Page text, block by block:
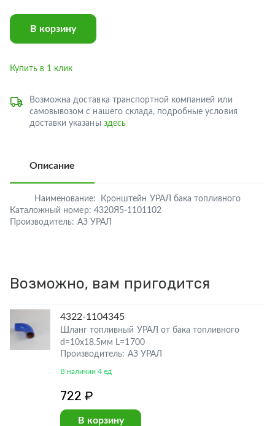
В корзину
Купить в 1 клик
Возможна доставка транспортной компанией или
самовывозом с нашего склада, подробные условия
доставки указаны здесь
Описание
Наименование:
Кронштейн УРАЛ бака топливного
Каталожный номер: 4320Я5-1101102
Производитель: АЗ УРАЛ
Возможно, вам пригодится
4322-1104345
Шланг топливный УРАЛ от бака топливного
d=10х18.5мм L=1700
Производитель: АЗ УРАЛ
В наличии 4 ед
722 ₽
В корзину